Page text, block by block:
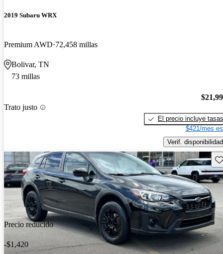
2019 Subaru WRX
Premium AWD 72,458 millas
Bolivar, TN
73 millas
Trato justo
El precio incluye tasas
$421/mes
Verif. disponibilidad
Precio reducido
-$1,420